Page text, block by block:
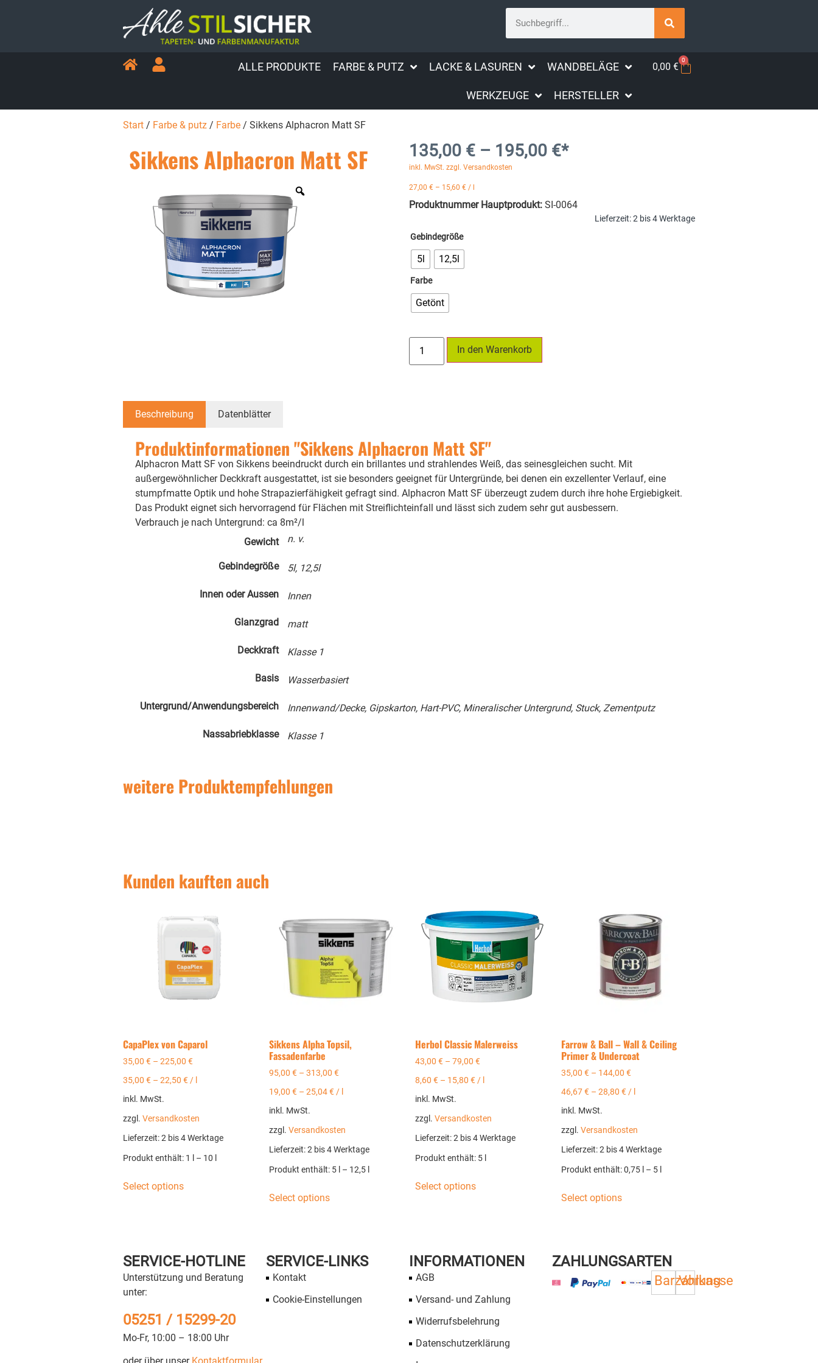
ALLE PRODUKTE FARBE & PUTZ LACKE & LASUREN WANDBELÄGE
WERKZEUGE HERSTELLER
0,00€
0
Start/ Farbe & putz/ Farbe/ Sikkens Alphacron Matt SF
Sikkens Alphacron Matt SF 135,00 € – 195,00 €*
inkl. MwSt. zzgl. Versandkosten
27,00 € – 15,60 € / l
Produktnummer Hauptprodukt: SI-0064
Lieferzeit:2 bis 4 Werktage
Gebindegröße
5l 12,5l
Farbe
Getönt
In den Warenkorb
Beschreibung Datenblätter
Produktinformationen "Sikkens Alphacron Matt SF"
Alphacron Matt SF von Sikkens beeindruckt durch ein brillantes und strahlendes Weiß, das seinesgleichen sucht. Mit
außergewöhnlicher Deckkraft ausgestattet, ist sie besonders geeignet für Untergründe, bei denen ein exzellenter Verlauf, eine
stumpfmatte Optik und hohe Strapazierfähigkeit gefragt sind. Alphacron Matt SF überzeugt zudem durch ihre hohe Ergiebigkeit.
Das Produkt eignet sich hervorragend für Flächen mit Streiflichteinfall und lässt sich zudem sehr gut ausbessern.
Verbrauch je nach Untergrund: ca 8m²/l
Gewicht
n. v.
Gebindegröße 5l, 12,5l
Innen oder Aussen Innen
Glanzgrad matt
Deckkraft Klasse 1
Basis Wasserbasiert
Untergrund/Anwendungsbereich Innenwand/Decke, Gipskarton, Hart-PVC, Mineralischer Untergrund, Stuck, Zementputz
Nassabriebklasse Klasse 1
weitere Produktempfehlungen
Kunden kauften auch
CapaPlex von Caparol
35,00 €– 225,00 €
35,00 €– 22,50 €/
inkl. MwSt.
zzgl. Versandkosten
Lieferzeit:2 bis 4 Werktage
Produkt enthält: 1
– 10
Select options
Sikkens Alpha Topsil,
Fassadenfarbe
95,00 €– 313,00 €
19,00 €– 25,04€/
inkl. MwSt.
zzgl. Versandkosten
Lieferzeit:2 bis 4 Werktage
Produkt enthält: 5 – 12,5
Select options
Herbol Classic Malerweiss
43,00 € – 79,00 €
8,60 € – 15,80 € /
inkl. MwSt.
zzgl. Versandkosten
Lieferzeit:2 bis 4 Werktage
Produkt enthält: 5
Select options
Farrow & Ball – Wall & Ceiling
Primer & Undercoat
35,00€ – 144,00€
46,67€ –28,80€ /
inkl. MwSt.
zzgl.Versandkosten
Lieferzeit:2 bis 4 Werktage
Produkt enthält: 0,75 – 5
Select options
SERVICE-HOTLINE
Unterstützung und Beratung
unter:
05251 / 15299-20
Mo-Fr, 10:00 – 18:00 Uhr
SERVICE-LINKS
Kontakt
Cookie-Einstellungen
INFORMATIONEN
AGB
Versand- und Zahlung
Widerrufsbelehrung
Datenschutzerklärung
ZAHLUNGSARTEN
Barzahlung
Vorkasse